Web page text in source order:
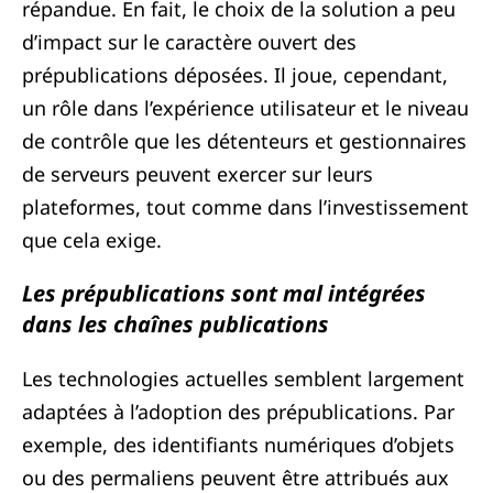
répandue. En fait, le choix de la solution a peu
d’impact sur le caractère ouvert des
prépublications déposées. Il joue, cependant,
un rôle dans l’expérience utilisateur et le niveau
de contrôle que les détenteurs et gestionnaires
de serveurs peuvent exercer sur leurs
plateformes, tout comme dans l’investissement
que cela exige.
Les prépublications sont mal intégrées
dans les chaînes publications
Les technologies actuelles semblent largement
adaptées à l’adoption des prépublications. Par
exemple, des identifiants numériques d’objets
ou des permaliens peuvent être attribués aux